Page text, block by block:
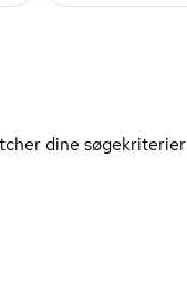
dine søgekriterier